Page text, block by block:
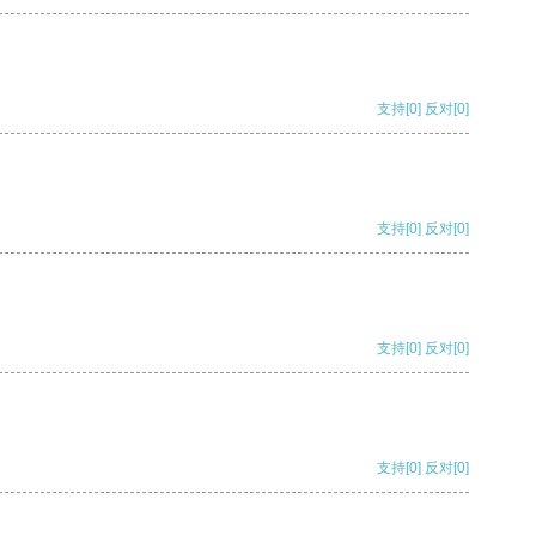
支持[0] 反对[0]
支持[0] 反对[0]
支持[0] 反对[0]
支持[0] 反对[0]